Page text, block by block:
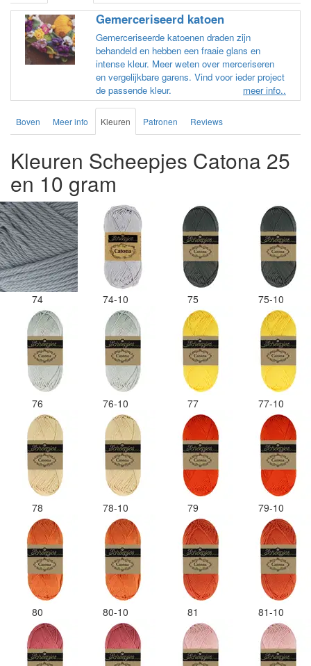
Gemerceriseerd katoen
Gemerceriseerde katoenen draden zijn
behandeld en hebben een fraaie glans en
intense kleur. Meer weten over merceriseren
en vergelijkbare garens. Vind voor ieder project
de passende kleur.
meer info..
Boven Meer info Kleuren Patronen Reviews
Kleuren Scheepjes Catona 25
en 10 gram
74 74-10 75 75-10
76 76-10 77 77-10
78 78-10 79 79-10
80 80-10 81 81-10